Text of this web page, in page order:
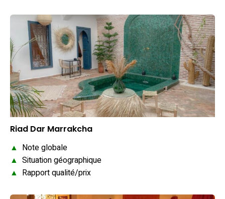
Riad Dar Marrakcha
▲ Note globale
▲ Situation géographique
▲ Rapport qualité/prix